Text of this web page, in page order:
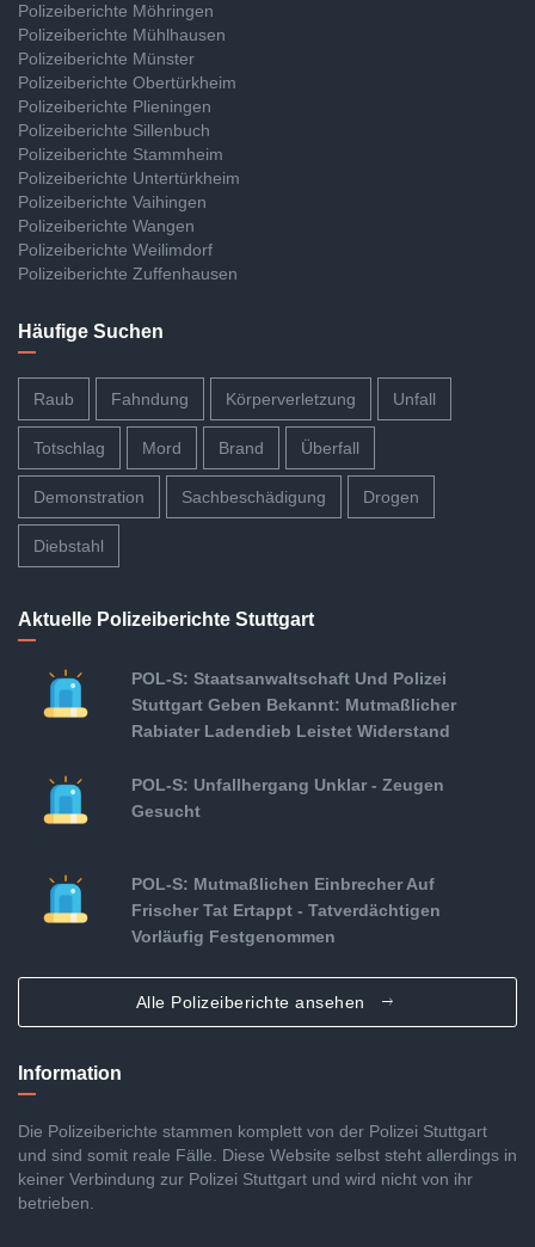
Polizeiberichte Möhringen
Polizeiberichte Mühlhausen
Polizeiberichte Münster
Polizeiberichte Obertürkheim
Polizeiberichte Plieningen
Polizeiberichte Sillenbuch
Polizeiberichte Stammheim
Polizeiberichte Untertürkheim
Polizeiberichte Vaihingen
Polizeiberichte Wangen
Polizeiberichte Weilimdorf
Polizeiberichte Zuffenhausen
Häufige Suchen
Raub Fahndung Körperverletzung Unfall
Totschlag Mord Brand Überfall
Demonstration Sachbeschädigung Drogen
Diebstahl
Aktuelle Polizeiberichte Stuttgart
POL-S: Staatsanwaltschaft Und Polizei
Stuttgart Geben Bekannt: Mutmaßlicher
Rabiater Ladendieb Leistet Widerstand
POL-S: Unfallhergang Unklar - Zeugen
Gesucht
POL-S: Mutmaßlichen Einbrecher Auf
Frischer Tat Ertappt - Tatverdächtigen
Vorläufig Festgenommen
Alle Polizeiberichte ansehen
Information
Die Polizeiberichte stammen komplett von der Polizei Stuttgart
und sind somit reale Fälle. Diese Website selbst steht allerdings in
keiner Verbindung zur Polizei Stuttgart und wird nicht von ihr
betrieben.